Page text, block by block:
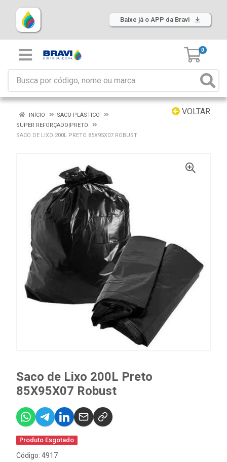
Baixe já o APP da Bravi
0
VOLTAR
INÍCIO
SACO PLÁSTICO
SUPER REFORÇADO|PRETO
SACO DE LIXO 200L PRETO 85X95X07 ROBUST
Saco de Lixo 200L Preto
85X95X07 Robust
Produto Esgotado
Código: 4917